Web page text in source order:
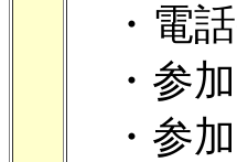
・電話
・参加
・参加